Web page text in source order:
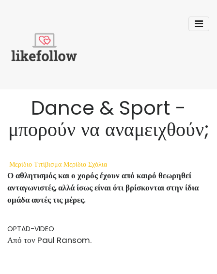
Dance & Sport -
μπορούν να αναμειχθούν;
Μερίδιο Τιτίβισμα Μερίδιο Σχόλια
Ο αθλητισμός και ο χορός έχουν από καιρό θεωρηθεί
ανταγωνιστές, αλλά ίσως είναι ότι βρίσκονται στην ίδια
ομάδα αυτές τις μέρες.
OPTAD-VIDEO
Από τον Paul Ransom.